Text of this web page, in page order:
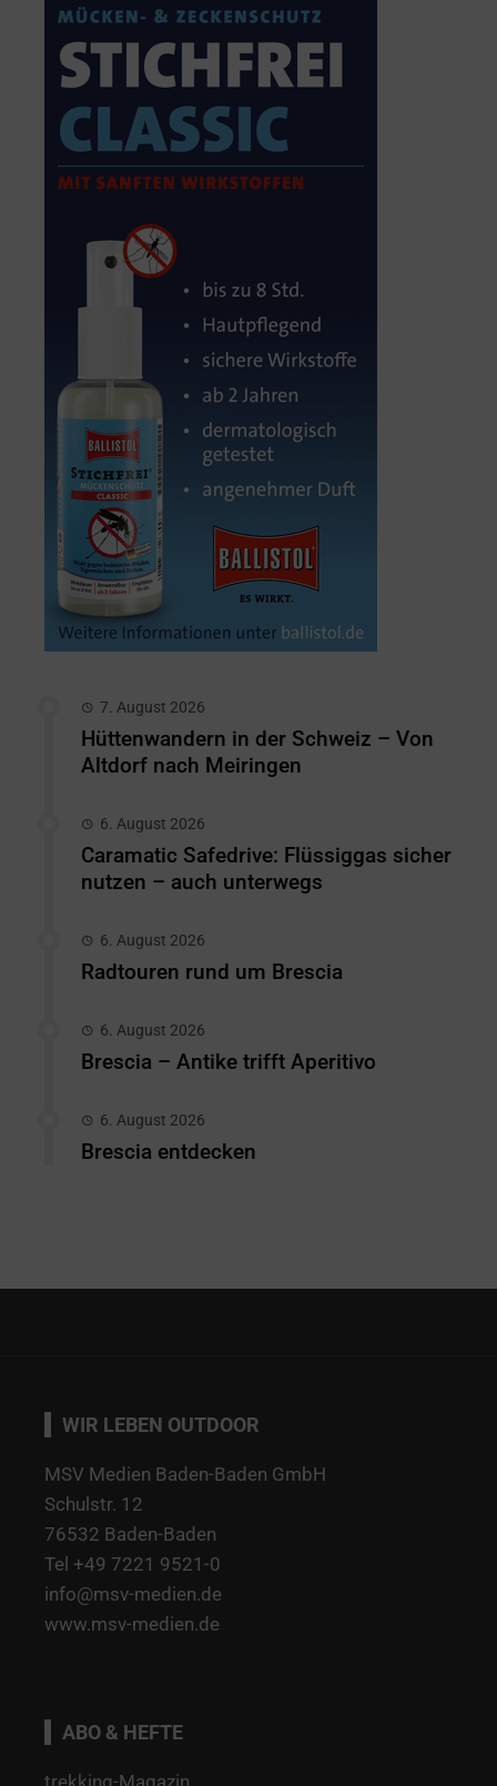
7. August 2026
Hüttenwandern in der Schweiz – Von
Altdorf nach Meiringen
6. August 2026
Caramatic Safedrive: Flüssiggas sicher
nutzen – auch unterwegs
6. August 2026
Radtouren rund um Brescia
6. August 2026
Brescia – Antike trifft Aperitivo
6. August 2026
Brescia entdecken
WIR LEBEN OUTDOOR
MSV Medien Baden-Baden GmbH
Schulstr. 12
76532 Baden-Baden
Tel +49 7221 9521-0
info@msv-medien.de
www.msv-medien.de
ABO & HEFTE
trekking-Magazin